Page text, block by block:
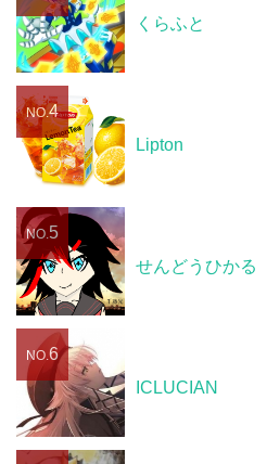
くらふと
NO.4
Lipton
NO. 5
せんどうひかる
NO. 6
ICLUCIAN